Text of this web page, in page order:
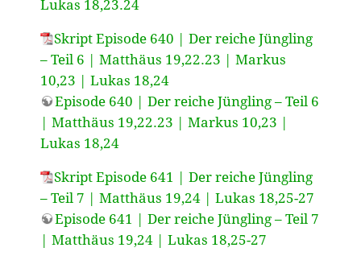
Lukas 18,23.24
Skript Episode 640 | Der reiche Jüngling
– Teil 6 | Matthäus 19,22.23 | Markus
10,23 | Lukas 18,24
Episode 640 | Der reiche Jüngling – Teil 6
| Matthäus 19,22.23 | Markus 10,23 |
Lukas 18,24
Skript Episode 641 | Der reiche Jüngling
– Teil 7 | Matthäus 19,24 | Lukas 18,25-27
Episode 641 | Der reiche Jüngling – Teil 7
| Matthäus 19,24 | Lukas 18,25-27